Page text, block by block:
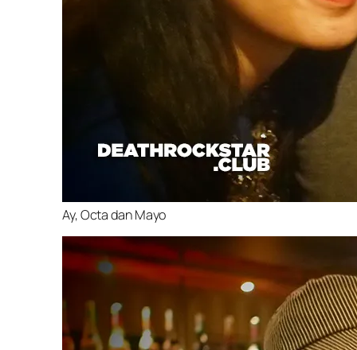
Ay, Octa dan Mayo